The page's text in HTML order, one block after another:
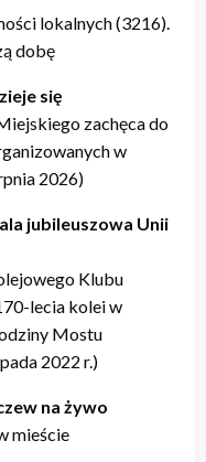
lokalnych (3216).
dobę
się
zachęca do
w
2026)
jubileuszowa Unii
Klubu
lecia kolei w
Mostu
2022 r.)
na żywo
mieście